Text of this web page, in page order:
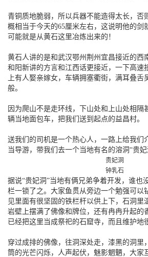
青铜质地脆弱，所以兵器不能造得太长，否
概相当于今天的65厘米左右，这说明他的剑
可能就是从黄石这里冶炼出来的！
黄石人讲的是和武汉鄂州荆州宜昌接近的西
和阳新讲的方言和江西话更接近，一下高速
上有人娶亲嫁女，车辆拥塞衢街，满耳叠舌
般。
因为爬山不是走环线，下山处和上山处相隔
辆当地面包车，把我们送到起点的益昌村。
送我们的司机是一个热心人，一路上给我们
当导游，带我们去一个当地有名的溶洞“贵妃
贵妃洞
钟乳石
据说“贵妃洞”当地有俩兄弟争着开发，谁也
栏一锁了之。大家鱼贯从旁边一个勉强可以
见里面有很坚固的铁栏杆以供上下，石洞里
岩壁上摆满了佛像和牌位，还有冉冉升起的
已经把这里当成祭祀的石窟寺，而且维护地
穿过成排的佛像，往洞深处走，漆黑的洞里
筒的光芒闪烁，人声起伏，魅影魍魉，大家